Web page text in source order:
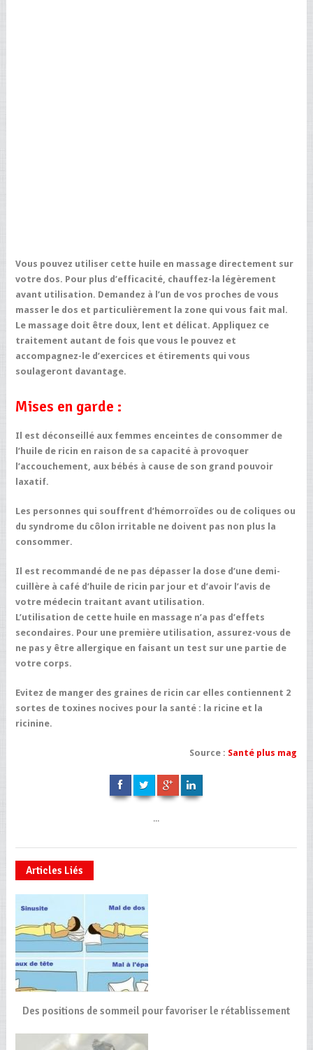
Vous pouvez utiliser cette huile en massage directement sur
votre dos. Pour plus d’efficacité, chauffez-la légèrement
avant utilisation. Demandez à l’un de vos proches de vous
masser le dos et particulièrement la zone qui vous fait mal.
Le massage doit être doux, lent et délicat. Appliquez ce
traitement autant de fois que vous le pouvez et
accompagnez-le d’exercices et étirements qui vous
soulageront davantage.
Mises en garde :
Il est déconseillé aux femmes enceintes de consommer de
l’huile de ricin en raison de sa capacité à provoquer
l’accouchement, aux bébés à cause de son grand pouvoir
laxatif.
Les personnes qui souffrent d’hémorroïdes ou de coliques ou
du syndrome du côlon irritable ne doivent pas non plus la
consommer.
Il est recommandé de ne pas dépasser la dose d’une demi-
cuillère à café d’huile de ricin par jour et d’avoir l’avis de
votre médecin traitant avant utilisation.
L’utilisation de cette huile en massage n’a pas d’effets
secondaires. Pour une première utilisation, assurez-vous de
ne pas y être allergique en faisant un test sur une partie de
votre corps.
Evitez de manger des graines de ricin car elles contiennent 2
sortes de toxines nocives pour la santé : la ricine et la
ricinine.
Source : Santé plus mag
...
Articles Liés
Des positions de sommeil pour favoriser le rétablissement